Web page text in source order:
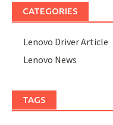
CATEGORIES
Lenovo Driver Article
Lenovo News
TAGS